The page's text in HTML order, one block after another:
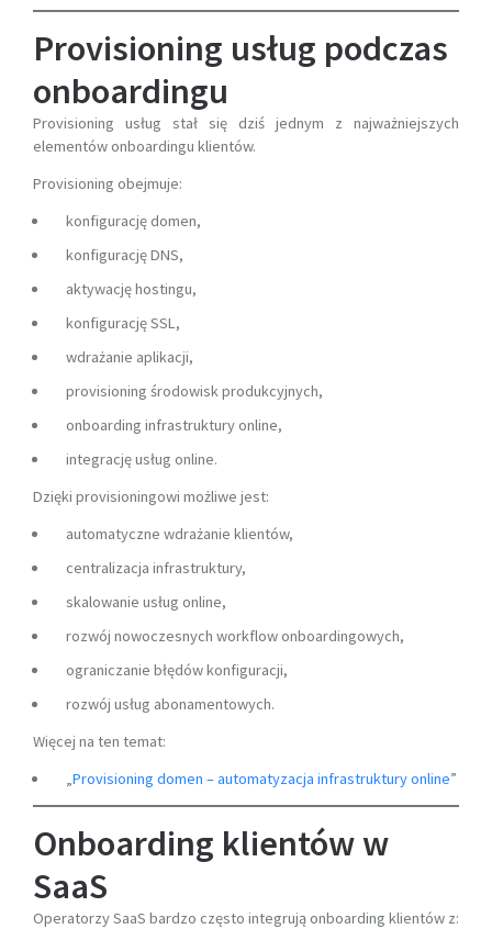
Provisioning usług podczas
onboardingu
Provisioning usług stał się dziś jednym z najważniejszych
elementów onboardingu klientów.
Provisioning obejmuje:
konfigurację domen,
konfigurację DNS,
aktywację hostingu,
konfigurację SSL,
wdrażanie aplikacji,
provisioning środowisk produkcyjnych,
onboarding infrastruktury online,
integrację usług online.
Dzięki provisioningowi możliwe jest:
automatyczne wdrażanie klientów,
centralizacja infrastruktury,
skalowanie usług online,
rozwój nowoczesnych workflow onboardingowych,
ograniczanie błędów konfiguracji,
rozwój usług abonamentowych.
Więcej na ten temat:
„Provisioning domen – automatyzacja infrastruktury online”
Onboarding klientów w
SaaS
Operatorzy SaaS bardzo często integrują onboarding klientów z: